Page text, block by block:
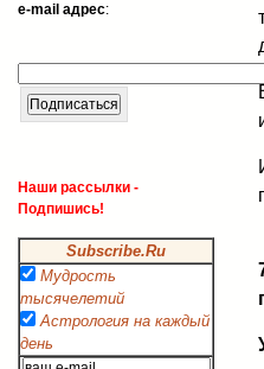
e-mail адрес:
Наши рассылки -
Подпишись!
Subscribe.Ru
Мудрость
тысячелетий
Астрология на каждый
день